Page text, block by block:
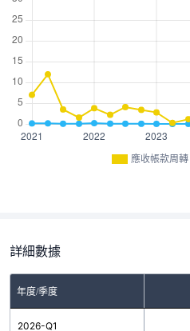
應收帳款周轉
詳細數據
年度/季度
2026-Q1